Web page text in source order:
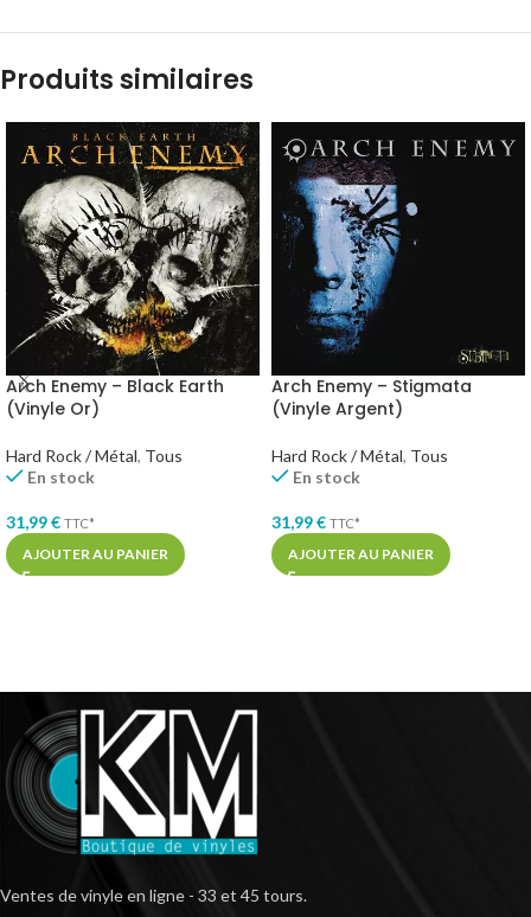
Produits similaires
Arch Enemy – Black Earth
(Vinyle Or)
Hard Rock / Métal, Tous
En stock
31,99€ TTC*
AJOUTER AU PANIER
Arch Enemy – Stigmata
(Vinyle Argent)
Hard Rock / Métal, Tous
En stock
31,99€ TTC*
AJOUTER AU PANIER
Ventes de vinyle en ligne - 33 et 45 tours.